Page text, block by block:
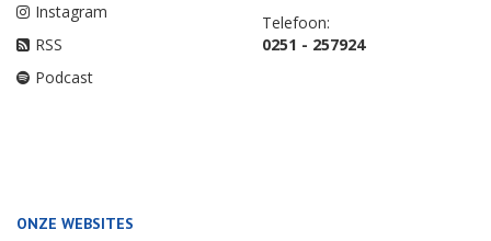
Instagram
RSS
Podcast
Telefoon:
0251 - 257924
ONZE WEBSITES